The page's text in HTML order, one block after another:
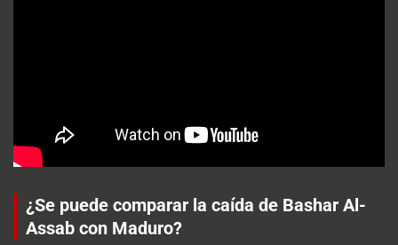
¿Se puede comparar la caída de Bashar Al-
Assab con Maduro?